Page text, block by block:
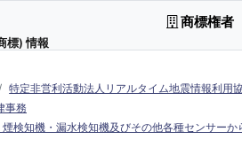
標) 情報
商標権者
特定非営利活動法人リアルタイム地震情報利用
事務
検知機・漏水検知機及びその他各種センサー